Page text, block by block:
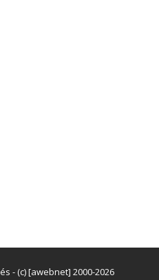
- (c) [awebnet] 2000-2026